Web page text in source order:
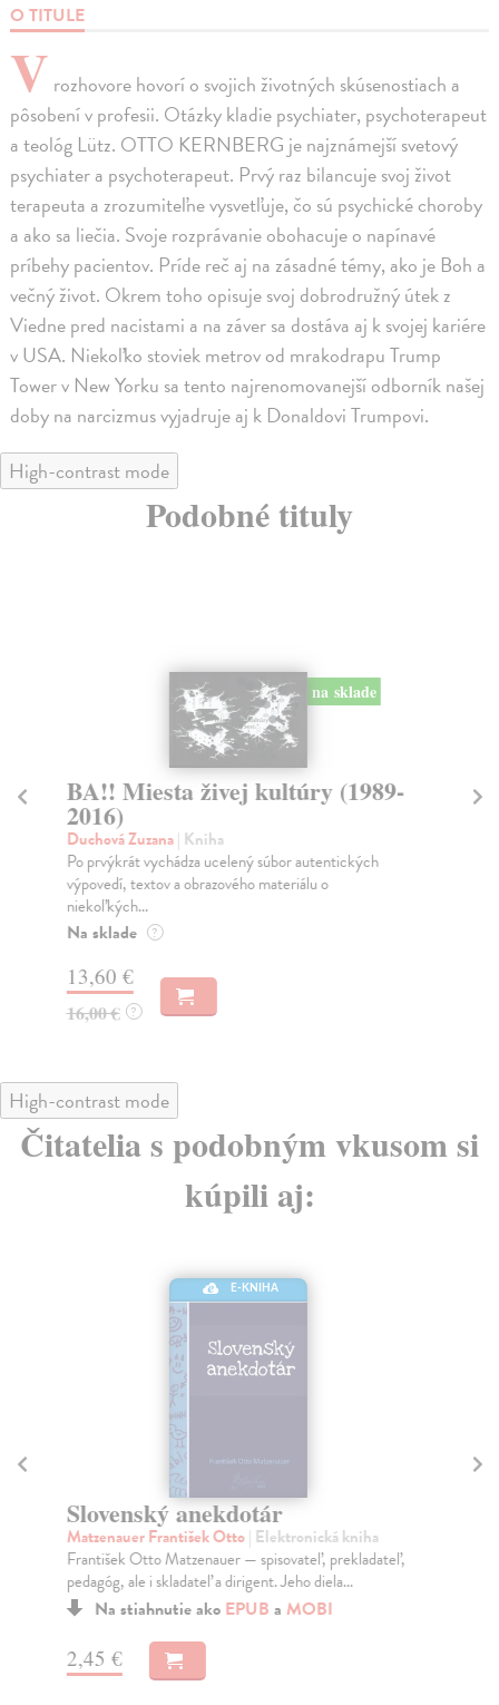
O TITULE
V rozhovore hovorí o svojich životných skúsenostiach a
pôsobení v profesii. Otázky kladie psychiater, psychoterapeut
a teológ Lütz. OTTO KERNBERG je najznámejší svetový
psychiater a psychoterapeut. Prvý raz bilancuje svoj život
terapeuta a zrozumiteľne vysvetľuje, čo sú psychické choroby
a ako sa liečia. Svoje rozprávanie obohacuje o napínavé
príbehy pacientov. Príde reč aj na zásadné témy, ako je Boh a
večný život. Okrem toho opisuje svoj dobrodružný útek z
Viedne pred nacistami a na záver sa dostáva aj k svojej kariére
v USA. Niekoľko stoviek metrov od mrakodrapu Trump
Tower v New Yorku sa tento najrenomovanejší odborník našej
doby na narcizmus vyjadruje aj k Donaldovi Trumpovi.
High-contrast mode
Podobné tituly
na sklade
BA!! Miesta živej kultúry (1989-
2016)
Duchová Zuzana| Kniha
Po prvýkrát vychádza ucelený súbor autentických
výpovedí, textov a obrazového materiálu o
niekoľkých...
Na sklade ?
13,60 €
16,00 € ?
High-contrast mode
Čitatelia s podobným vkusom si
kúpili aj:
E-KNIHA
Slovenský anekdotár
Matzenauer František Otto| Elektronická kniha
František Otto Matzenauer — spisovateľ, prekladateľ,
pedagóg, ale i skladateľ a dirigent. Jeho diela...
Na stiahnutie ako EPUB a MOBI
2,45 €